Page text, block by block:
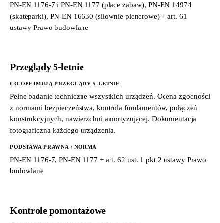
PN-EN 1176-7 i PN-EN 1177 (place zabaw), PN-EN 14974
(skateparki), PN-EN 16630 (siłownie plenerowe) + art. 61
ustawy Prawo budowlane
Przeglądy 5-letnie
CO OBEJMUJĄ PRZEGLĄDY 5-LETNIE
Pełne badanie techniczne wszystkich urządzeń. Ocena zgodności
z normami bezpieczeństwa, kontrola fundamentów, połączeń
konstrukcyjnych, nawierzchni amortyzującej. Dokumentacja
fotograficzna każdego urządzenia.
PODSTAWA PRAWNA / NORMA
PN-EN 1176-7, PN-EN 1177 + art. 62 ust. 1 pkt 2 ustawy Prawo
budowlane
Kontrole pomontażowe